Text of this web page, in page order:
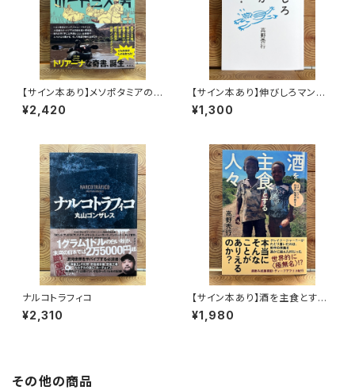
【サイン本あり】メソポタミアの
ボート三人男
¥2,420
【サイン本あり】伸びしろマンが
ゆく！
¥1,300
ナルコトラフィコ
¥2,310
【サイン本あり】酒を主食とする
人々 エチオピアの科学的秘境
を旅する
¥1,980
その他の商品